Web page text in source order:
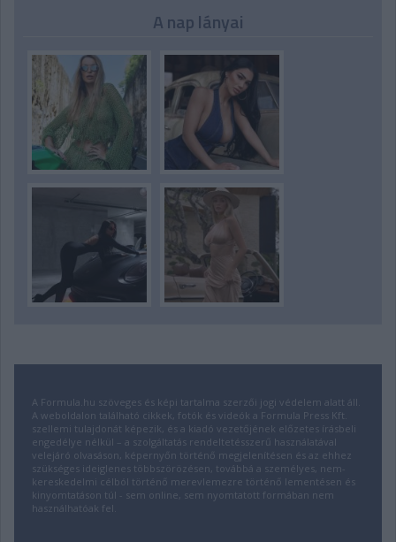
A nap lányai
A Formula.hu szöveges és képi tartalma szerzői jogi védelem alatt áll.
A weboldalon található cikkek, fotók és videók a Formula Press Kft.
szellemi tulajdonát képezik, és a kiadó vezetőjének előzetes írásbeli
engedélye nélkül – a szolgáltatás rendeltetésszerű használatával
velejáró olvasáson, képernyőn történő megjelenítésen és az ehhez
szükséges ideiglenes többszörözésen, továbbá a személyes, nem-
kereskedelmi célból történő merevlemezre történő lementésen és
kinyomtatáson túl - sem online, sem nyomtatott formában nem
használhatóak fel.